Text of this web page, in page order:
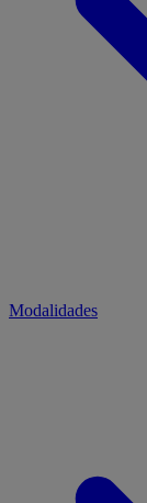
Modalidades